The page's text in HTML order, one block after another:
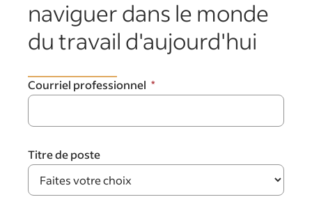
naviguer dans le monde
du travail d'aujourd'hui
Courriel professionnel
Titre de poste